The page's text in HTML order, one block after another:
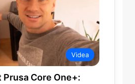
Videa
Core One+: